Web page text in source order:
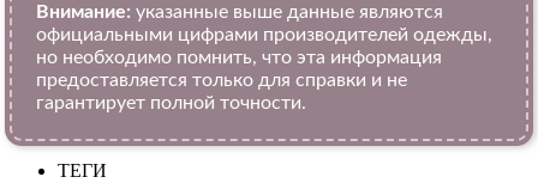
Внимание: указанные выше данные являются
официальными цифрами производителей одежды,
но необходимо помнить, что эта информация
предоставляется только для справки и не
гарантирует полной точности.
ТЕГИ